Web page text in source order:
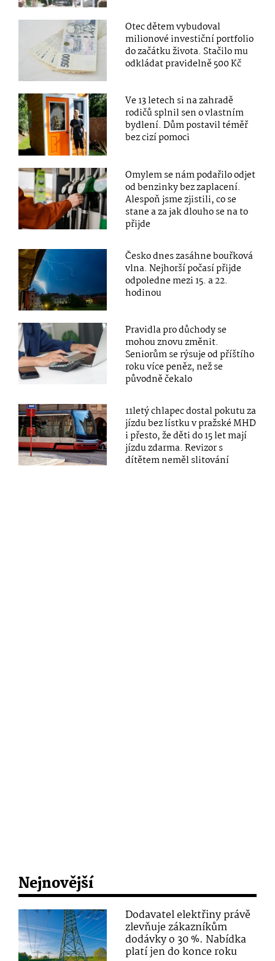
Otec dětem vybudoval
milionové investiční portfolio
do začátku života. Stačilo mu
odkládat pravidelně 500 Kč
Ve 13 letech si na zahradě
rodičů splnil sen o vlastním
bydlení. Dům postavil téměř
bez cizí pomoci
Omylem se nám podařilo odjet
od benzinky bez zaplacení.
Alespoň jsme zjistili, co se
stane a za jak dlouho se na to
přijde
Česko dnes zasáhne bouřková
vlna. Nejhorší počasí přijde
odpoledne mezi 15. a 22.
hodinou
Pravidla pro důchody se
mohou znovu změnit.
Seniorům se rýsuje od příštího
roku více peněz, než se
původně čekalo
11letý chlapec dostal pokutu za
jízdu bez lístku v pražské MHD
i přesto, že děti do 15 let mají
jízdu zdarma. Revizor s
dítětem neměl slitování
Nejnovější
Dodavatel elektřiny právě
zlevňuje zákazníkům
dodávky o 30 %. Nabídka
platí jen do konce roku